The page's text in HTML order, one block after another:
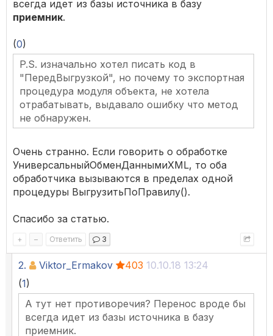
всегда идет из базы источника в базу
приемник.
(0)
P.S. изначально хотел писать код в
"ПередВыгрузкой", но почему то экспортная
процедура модуля объекта, не хотела
отрабатывать, выдавало ошибку что метод
не обнаружен.
Очень странно. Если говорить о обработке
УниверсальныйОбменДаннымиXML, то оба
обработчика вызываются в пределах одной
процедуры ВыгрузитьПоПравилу().
Спасибо за статью.
+ – Ответить 3
2. Viktor_Ermakov 403 10.10.18 13:24
(1)
А тут нет противоречия? Перенос вроде бы
всегда идет из базы источника в базу
приемник.